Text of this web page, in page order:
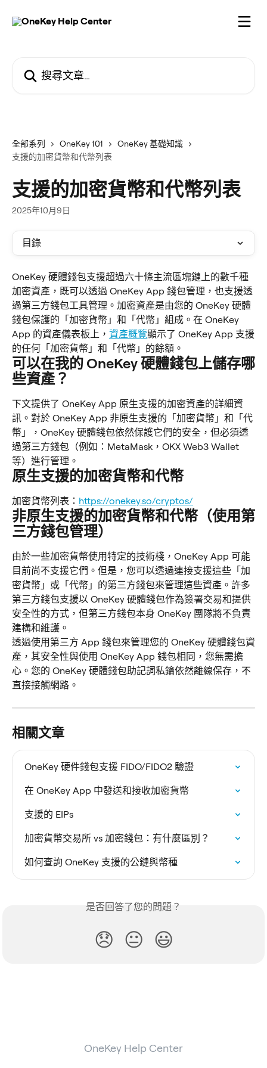
全部系列 OneKey 101
OneKey 基礎知識
支援的加密貨幣和代幣列表
支援的加密貨幣和代幣列表
2025年10月9日
目錄
OneKey 硬體錢包支援超過六十條主流區塊鏈上的數千種
加密資產，既可以透過 OneKey App 錢包管理，也支援透
過第三方錢包工具管理。加密資產是由您的 OneKey 硬體
錢包保護的「加密貨幣」和「代幣」組成。在 OneKey
App 的資產儀表板上， 資產概覽顯示了 OneKey App 支援
的任何「加密貨幣」和「代幣」的餘額。
可以在我的 OneKey 硬體錢包上儲存哪
些資產？
下文提供了 OneKey App 原生支援的加密資產的詳細資
訊。對於 OneKey App 非原生支援的「加密貨幣」和「代
幣」，OneKey 硬體錢包依然保護它們的安全，但必須透
過第三方錢包（例如：MetaMask，OKX Web3 Wallet
等）進行管理。
原生支援的加密貨幣和代幣
加密貨幣列表： https://onekey.so/cryptos/
非原生支援的加密貨幣和代幣（使用第
三方錢包管理）
由於一些加密貨幣使用特定的技術棧，OneKey App 可能
目前尚不支援它們。但是，您可以透過連接支援這些「加
密貨幣」或「代幣」的第三方錢包來管理這些資產。許多
第三方錢包支援以 OneKey 硬體錢包作為簽署交易和提供
安全性的方式，但第三方錢包本身 OneKey 團隊將不負責
建構和維護。
透過使用第三方 App 錢包來管理您的 OneKey 硬體錢包資
產，其安全性與使用 OneKey App 錢包相同，您無需擔
心。您的 OneKey 硬體錢包助記詞私鑰依然離線保存，不
直接接觸網路。
相關文章
OneKey 硬件錢包支援 FIDO/FIDO2 驗證
在 OneKey App 中發送和接收加密貨幣
支援的 EIPs
加密貨幣交易所 vs 加密錢包：有什麼區別？
如何查詢 OneKey 支援的公鏈與幣種
是否回答了您的問題？
😞 😐 😃
OneKey Help Center